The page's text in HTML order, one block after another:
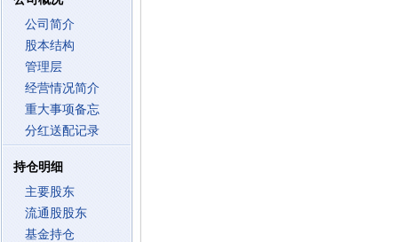
公司简介
股本结构
管理层
经营情况简介
重大事项备忘
分红送配记录
持仓明细
主要股东
流通股股东
基金持仓